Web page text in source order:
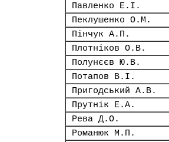
Павленко Е.І.
Пеклушенко О.М.
Пінчук А.П.
Плотніков О.В.
Полунєєв Ю.В.
Потапов В.І.
Пригодський А.В.
Прутнік Е.А.
Рева Д.О.
Романюк М.П.